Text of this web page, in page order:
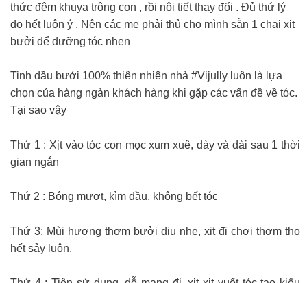
thức đêm khuya trông con , rồi nội tiết thay đổi . Đủ thứ lý
do hết luôn ý . Nên các mẹ phải thủ cho mình sẵn 1 chai xịt
bưởi để dưỡng tóc nhen
Tinh dầu bưởi 100% thiên nhiên nhà #Vijully luôn là lựa
chọn của hàng ngàn khách hàng khi gặp các vấn đề về tóc.
Tại sao vậy
Thứ 1 : Xịt vào tóc con mọc xum xuê, dày và dài sau 1 thời
gian ngắn
Thứ 2 : Bóng mượt, kìm dầu, không bết tóc
Thứ 3: Mùi hương thơm bưởi dịu nhẹ, xịt đi chơi thơm tho
hết sảy luôn.